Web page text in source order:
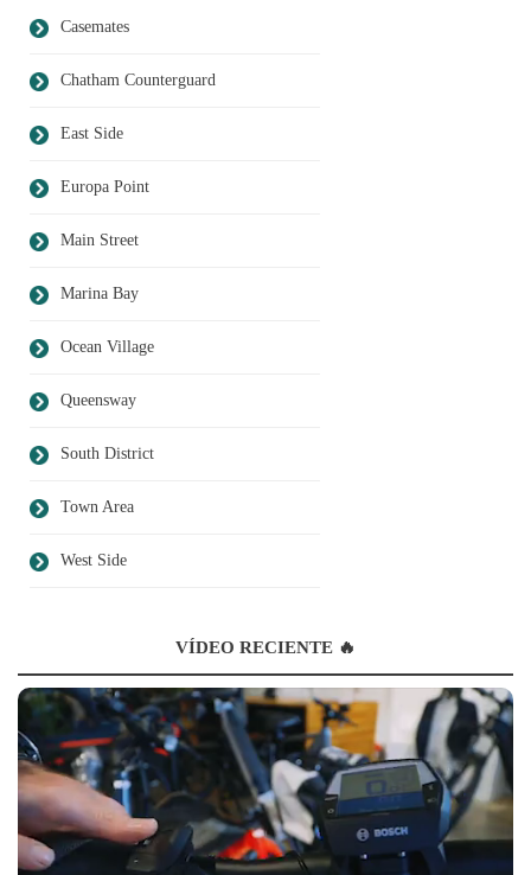
Casemates
Chatham Counterguard
East Side
Europa Point
Main Street
Marina Bay
Ocean Village
Queensway
South District
Town Area
West Side
VÍDEO RECIENTE 🔥